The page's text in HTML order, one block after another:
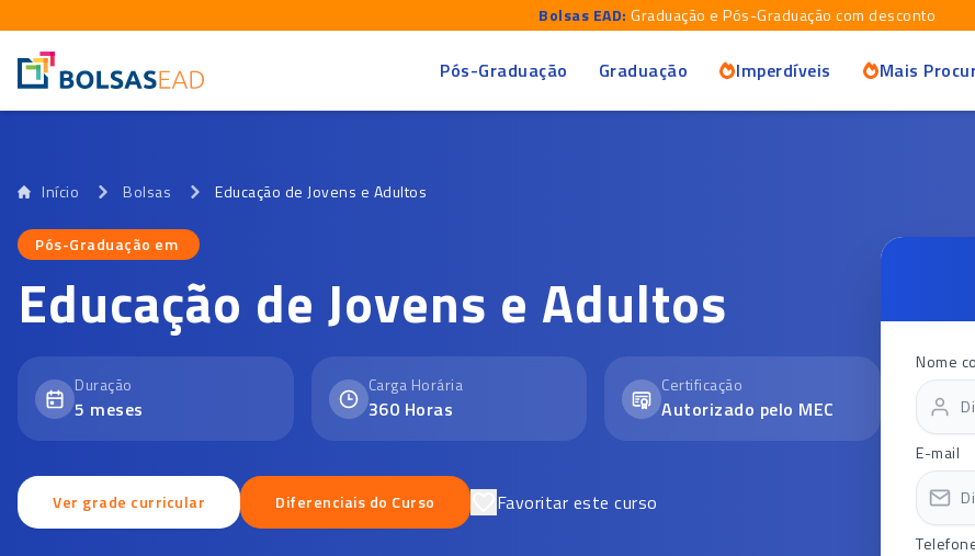
Bolsas EAD: Graduação e Pós-Graduação com desconto
Pós-Graduação Graduação Imperdíveis Mais
Início Bolsas Educação de Jovens e Adultos
Pós-Graduação em
Pós-Graduação em
Educação de Jovens e Adultos
Duração
5 meses
Carga Horária
360 Horas
Certificação
Autorizado pelo MEC
Ver grade curricular Diferenciais do Curso Favoritar este curso
Nome
E-mail